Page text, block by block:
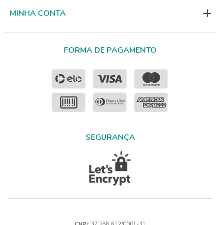
MINHA CONTA
FORMA DE PAGAMENTO
SEGURANÇA